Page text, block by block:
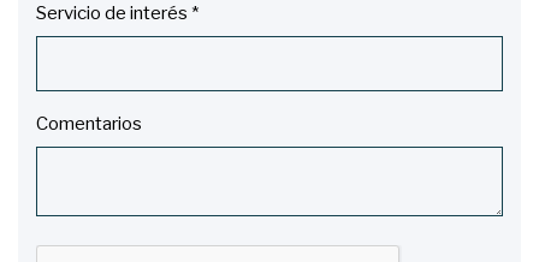
Servicio de interés *
Comentarios